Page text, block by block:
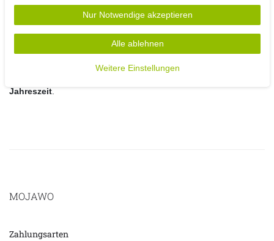
Pause
Batteriebetrieben und vielseitig einsetzbar
Für den Innen- und Außenbereich geeignet
Gestalten Sie Ihre Dekoration einfach, flexibel und ganz nach
Ihren Vorstellungen. Mit dieser LED Drahtlichterkette schaffen Sie
Jahreszeit.
MOJAWO
Zahlungsarten
Nur Notwendige akzeptieren
Alle ablehnen
Weitere Einstellungen